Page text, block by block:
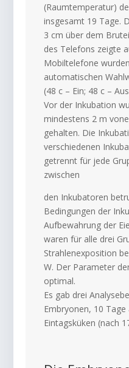
(Raumtemperatur)
insgesamt 19 Tage.
3 cm über dem
des Telefons zeigte
Mobiltelefone
automatischen
(48 c – Ein; 48 c –
Vor der Inkubation
mindestens 2 m
gehalten. Die
verschiedenen
getrennt für jede
zwischen
den Inkubatoren
Bedingungen der
Aufbewahrung der
waren für alle drei
Strahlenexposition
W. Der Parameter
optimal.
Es gab drei
Embryonen, 10
Eintagsküken (nach